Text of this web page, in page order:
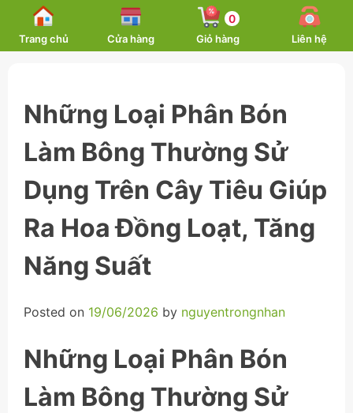
content
Trang chủ Cửa hàng
0
Giỏ hàng Liên hệ
Những Loại Phân Bón
Làm Bông Thường Sử
Dụng Trên Cây Tiêu Giúp
Ra Hoa Đồng Loạt, Tăng
Năng Suất
Posted on 19/06/2026 by nguyentrongnhan
Những Loại Phân Bón
Làm Bông Thường Sử